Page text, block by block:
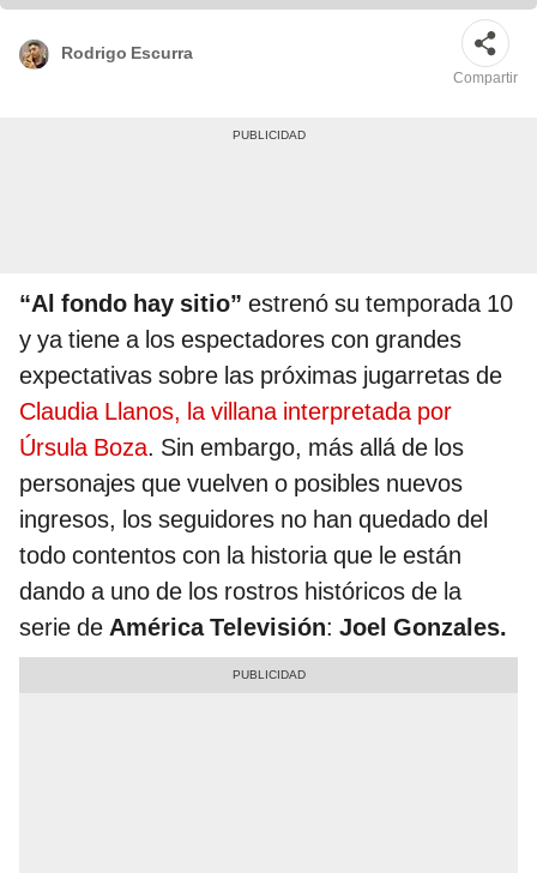
Rodrigo Escurra
Compartir
“Al fondo hay sitio” estrenó su temporada 10
y ya tiene a los espectadores con grandes
expectativas sobre las próximas jugarretas de
Claudia Llanos, la villana interpretada por
Úrsula Boza. Sin embargo, más allá de los
personajes que vuelven o posibles nuevos
ingresos, los seguidores no han quedado del
todo contentos con la historia que le están
dando a uno de los rostros históricos de la
serie de América Televisión: Joel Gonzales.